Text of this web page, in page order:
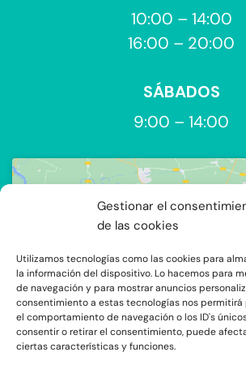
Gestionar el
de las cookies
Utilizamos tecnologías como las cookies para
la información del dispositivo. Lo hacemos para
de navegación y para mostrar anuncios
consentimiento a estas tecnologías nos
el comportamiento de navegación o los ID's
consentir o retirar el consentimiento, puede
ciertas características y funciones.
10:00 – 14:00
16:00 – 20:00
SÁBADOS
9:00 – 14:00
Haz clic para aceptar
marketing y permitir este